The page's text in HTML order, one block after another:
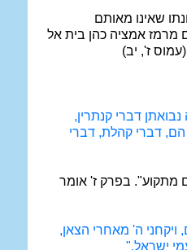
שאינו מאותם
מרמז אמציה כהן בית אל
ז', יב)
דברי קנתרין,
הם, דברי קהלת, דברי
מתקוע". בפרק ז' אומר
ויקחני ה' מאחרי הצאן,
ישראל."